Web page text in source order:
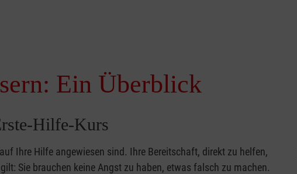
Ein Überblick
Hilfe-Kurs
Ihre Hilfe angewiesen sind. Ihre Bereitschaft, direkt zu helfen,
Sie brauchen keine Angst zu haben, etwas falsch zu machen.